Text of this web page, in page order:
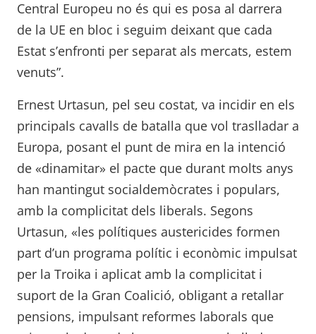
Central Europeu no és qui es posa al darrera
de la UE en bloc i seguim deixant que cada
Estat s’enfronti per separat als mercats, estem
venuts”.
Ernest Urtasun, pel seu costat, va incidir en els
principals cavalls de batalla que vol traslladar a
Europa, posant el punt de mira en la intenció
de «dinamitar» el pacte que durant molts anys
han mantingut socialdemòcrates i populars,
amb la complicitat dels liberals. Segons
Urtasun, «les polítiques austericides formen
part d’un programa polític i econòmic impulsat
per la Troika i aplicat amb la complicitat i
suport de la Gran Coalició, obligant a retallar
pensions, impulsant reformes laborals que